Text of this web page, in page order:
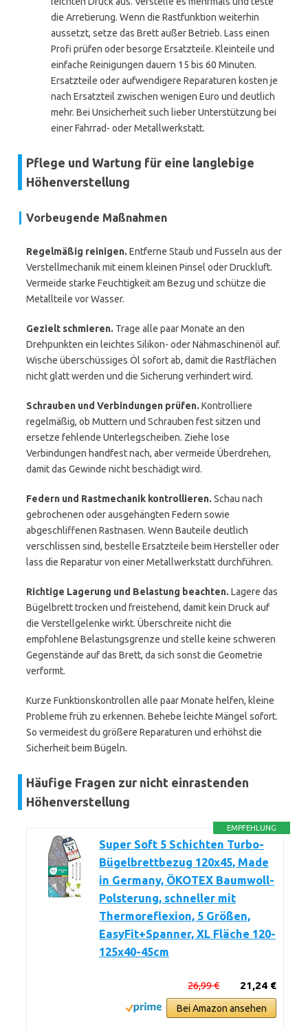
die Arretierung. Wenn die Rastfunktion weiterhin
aussetzt, setze das Brett außer Betrieb. Lass einen
Profi prüfen oder besorge Ersatzteile. Kleinteile und
einfache Reinigungen dauern 15 bis 60 Minuten.
Ersatzteile oder aufwendigere Reparaturen kosten je
nach Ersatzteil zwischen wenigen Euro und deutlich
mehr. Bei Unsicherheit such lieber Unterstützung bei
einer Fahrrad- oder Metallwerkstatt.
Pflege und Wartung für eine langlebige
Höhenverstellung
Vorbeugende Maßnahmen
Regelmäßig reinigen. Entferne Staub und Fusseln aus der
Verstellmechanik mit einem kleinen Pinsel oder Druckluft.
Vermeide starke Feuchtigkeit am Bezug und schütze die
Metallteile vor Wasser.
Gezielt schmieren. Trage alle paar Monate an den
Drehpunkten ein leichtes Silikon- oder Nähmaschinenöl auf.
Wische überschüssiges Öl sofort ab, damit die Rastflächen
nicht glatt werden und die Sicherung verhindert wird.
Schrauben und Verbindungen prüfen. Kontrolliere
regelmäßig, ob Muttern und Schrauben fest sitzen und
ersetze fehlende Unterlegscheiben. Ziehe lose
Verbindungen handfest nach, aber vermeide Überdrehen,
damit das Gewinde nicht beschädigt wird.
Federn und Rastmechanik kontrollieren. Schau nach
gebrochenen oder ausgehängten Federn sowie
abgeschliffenen Rastnasen. Wenn Bauteile deutlich
verschlissen sind, bestelle Ersatzteile beim Hersteller oder
lass die Reparatur von einer Metallwerkstatt durchführen.
Richtige Lagerung und Belastung beachten. Lagere das
Bügelbrett trocken und freistehend, damit kein Druck auf
die Verstellgelenke wirkt. Überschreite nicht die
empfohlene Belastungsgrenze und stelle keine schweren
Gegenstände auf das Brett, da sich sonst die Geometrie
verformt.
Kurze Funktionskontrollen alle paar Monate helfen, kleine
Probleme früh zu erkennen. Behebe leichte Mängel sofort.
So vermeidest du größere Reparaturen und erhöhst die
Sicherheit beim Bügeln.
Häufige Fragen zur nicht einrastenden
Höhenverstellung
EMPFEHLUNG
Super Soft 5 Schichten Turbo-
Bügelbrettbezug 120x45, Made
in Germany, ÖKOTEX Baumwoll-
Polsterung, schneller mit
Thermoreflexion, 5 Größen,
EasyFit+Spanner, XL Fläche 120-
125x40-45cm
21,24 €
26,99 €
Bei Amazon ansehen